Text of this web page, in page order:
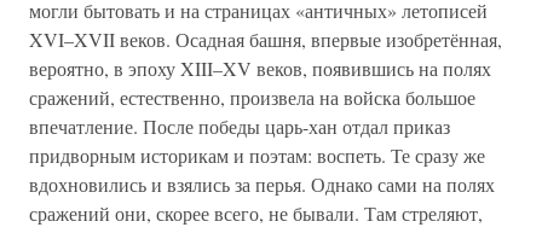
могли бытовать и на страницах «античных» летописей
XVI–XVII веков. Осадная башня, впервые изобретённая,
вероятно, в эпоху XIII–XV веков, появившись на полях
сражений, естественно, произвела на войска большое
впечатление. После победы царь-хан отдал приказ
придворным историкам и поэтам: воспеть. Те сразу же
вдохновились и взялись за перья. Однако сами на полях
сражений они, скорее всего, не бывали. Там стреляют,